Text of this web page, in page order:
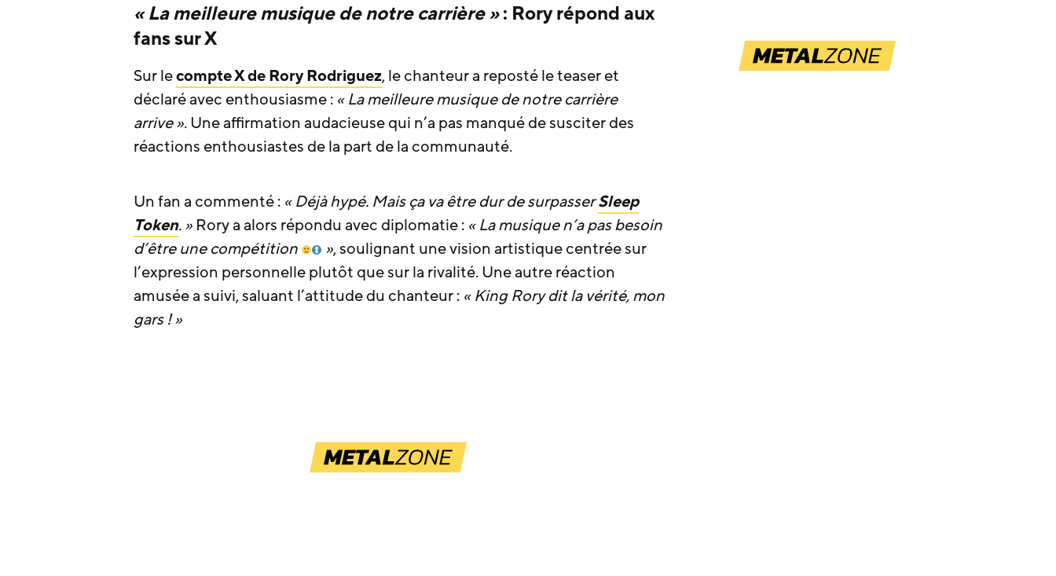
« La meilleure musique de notre carrière »: Rory répond aux
fans sur X
Sur lecompte X de Rory Rodriguez, le chanteur a reposté le teaser et
déclaré avec enthousiasme : « La meilleure musique de notre carrière
arrive ». Une affirmation audacieuse qui n’a pas manqué de susciter des
réactions enthousiastes de la part de la communauté.
Un fan a commenté : « Déjà hypé. Mais ça va être dur de surpasserSleep
Token. » Rory a alors répondu avec diplomatie : « La musique n’a pas besoin
d’être une compétition
», soulignant une vision artistique centrée sur
l’expression personnelle plutôt que sur la rivalité. Une autre réaction
amusée a suivi, saluant l’attitude du chanteur : « King Rory dit la vérité, mon
gars ! »